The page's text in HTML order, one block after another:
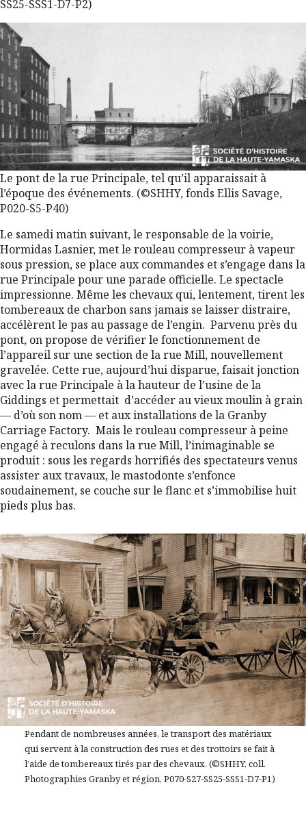
SS25-SSS1-D7-P2)
Le pont de la rue Principale, tel qu’il apparaissait à
l’époque des événements. (©SHHY, fonds Ellis Savage,
P020-S5-P40)
Le samedi matin suivant, le responsable de la voirie,
Hormidas Lasnier, met le rouleau compresseur à vapeur
sous pression, se place aux commandes et s’engage dans la
rue Principale pour une parade officielle. Le spectacle
impressionne. Même les chevaux qui, lentement, tirent les
tombereaux de charbon sans jamais se laisser distraire,
accélèrent le pas au passage de l’engin. Parvenu près du
pont, on propose de vérifier le fonctionnement de
l’appareil sur une section de la rue Mill, nouvellement
gravelée. Cette rue, aujourd’hui disparue, faisait jonction
avec la rue Principale à la hauteur de l’usine de la
Giddings et permettait d’accéder au vieux moulin à grain
— d’où son nom — et aux installations de la Granby
Carriage Factory. Mais le rouleau compresseur à peine
engagé à reculons dans la rue Mill, l’inimaginable se
produit : sous les regards horrifiés des spectateurs venus
assister aux travaux, le mastodonte s’enfonce
soudainement, se couche sur le flanc et s’immobilise huit
pieds plus bas.
Pendant de nombreuses années, le transport des matériaux
qui servent à la construction des rues et des trottoirs se fait à
l’aide de tombereaux tirés par des chevaux. (©SHHY, coll.
Photographies Granby et région, P070-S27-SS25-SSS1-D7-P1)